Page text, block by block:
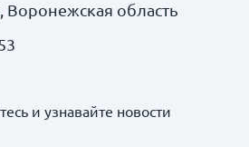
Воронежская область
и узнавайте новости